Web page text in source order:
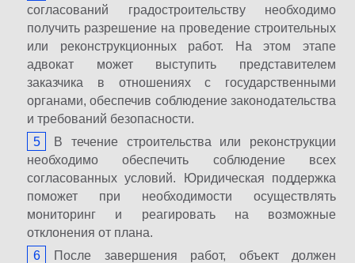
согласований градостроительству необходимо
получить разрешение на проведение строительных
или реконструкционных работ. На этом этапе
адвокат может выступить представителем
заказчика в отношениях с государственными
органами, обеспечив соблюдение законодательства
и требований безопасности.
В течение строительства или реконструкции
необходимо обеспечить соблюдение всех
согласованных условий. Юридическая поддержка
поможет при необходимости осуществлять
мониторинг и реагировать на возможные
отклонения от плана.
После завершения работ, объект должен